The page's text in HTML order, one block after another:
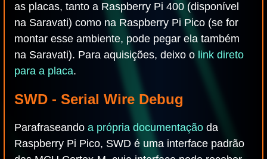
as placas, tanto a Raspberry Pi 400 (disponível
na Saravati) como na Raspberry Pi Pico (se for
montar esse ambiente, pode pegar ela também
na Saravati). Para aquisições, deixo o link direto
para a placa.
SWD - Serial Wire Debug
Parafraseando a própria documentação da
Raspberry Pi Pico, SWD é uma interface padrão